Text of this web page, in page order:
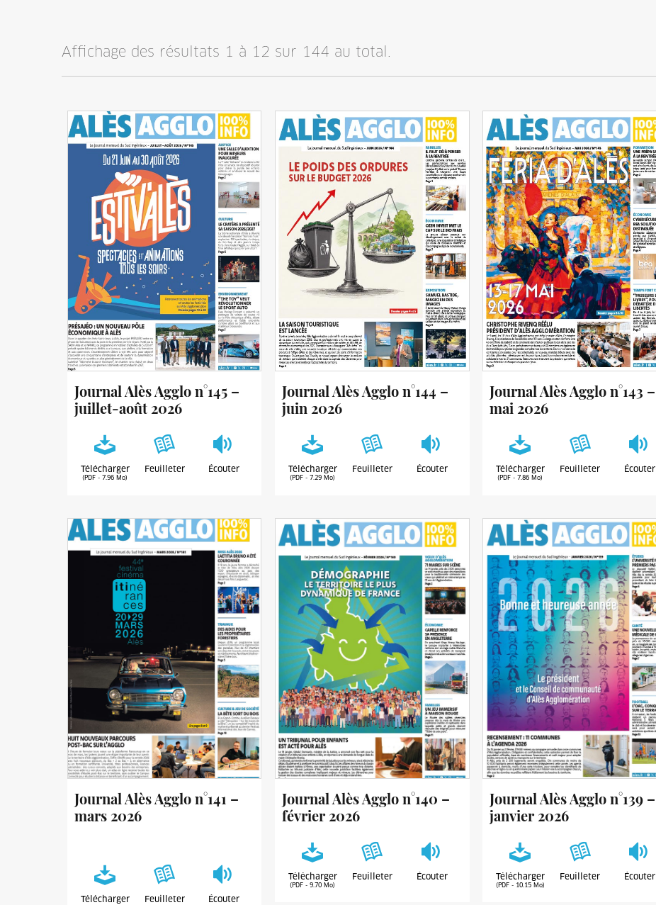
Affichage des résultats 1 à 12 sur 144 au total.
Journal Alès Agglo n°145 –
juillet-août 2026
Télécharger
(PDF - 7.96 Mo)
Feuilleter Écouter
Journal Alès Agglo n°144 –
juin 2026
Télécharger
(PDF - 7.29 Mo)
Feuilleter Écouter
Journal Alès Agglo n°143 –
mai 2026
Télécharger
(PDF - 7.86 Mo)
Feuilleter Écouter
Journal Alès Agglo n°141 –
mars 2026
Télécharger Feuilleter Écouter
Journal Alès Agglo n°140 –
février 2026
Télécharger
(PDF - 9.70 Mo)
Feuilleter Écouter
Journal Alès Agglo n°139 –
janvier 2026
Télécharger
(PDF - 10.15 Mo)
Feuilleter Écouter